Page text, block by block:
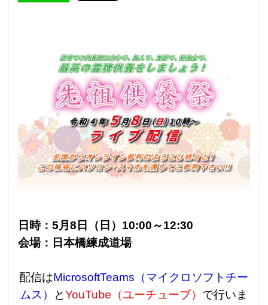
日時：5月8日（日）10:00～12:30
会場：日本橋練成道場
配信はMicrosoftTeams（マイクロソフトチー
ムス）
とYouTube（ユーチューブ） で行いま